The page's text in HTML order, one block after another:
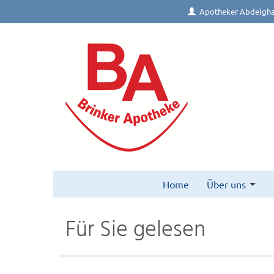
Apotheker
Home Über uns
Für Sie gelesen